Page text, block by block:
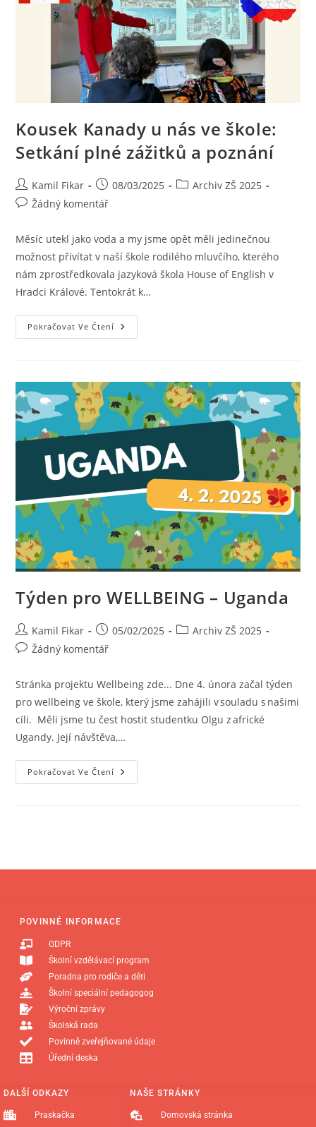
Kousek Kanady u nás ve škole:
Setkání plné zážitků a poznání
Kamil Fikar 08/03/2025
Archiv ZŠ 2025
Žádný komentář
Měsíc utekl jako voda a my jsme opět měli jedinečnou
možnost přivítat v naší škole rodilého mluvčího, kterého
nám zprostředkovala jazyková škola House of English v
Hradci Králové. Tentokrát k…
Pokračovat Ve Čtení
Týden pro WELLBEING – Uganda
Kamil Fikar 05/02/2025
Archiv ZŠ 2025
Žádný komentář
Stránka projektu Wellbeing zde... Dne 4. února začal týden
pro wellbeing ve škole, který jsme zahájili v souladu s našimi
cíli. Měli jsme tu čest hostit studentku Olgu z africké
Ugandy. Její návštěva,…
Pokračovat Ve Čtení
NAŠE STRÁNKY
Domovská stránka
DALŠÍ ODKAZY
Praskačka
POVINNÉ INFORMACE
GDPR
Školní vzdělávací program
Poradna pro rodiče a děti
Školní speciální pedagogog
Výroční zprávy
Školská rada
Povinně zveřejňované údaje
Úřední deska